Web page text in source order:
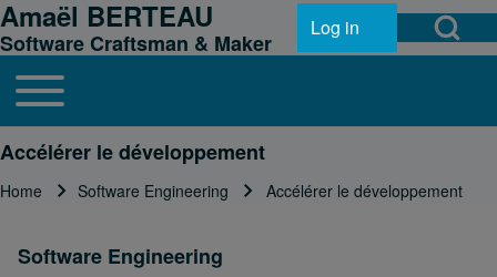
Skip to header
Skip to main navigation
Skip to main content
Skip to footer
Search
Open Search
User account menu
Log in
Amaël BERTEAU
Software Craftsman & Maker
Main navigation
Toggle main menu
Accélérer le développement
Home Software Engineering Accélérer le développement
Software Engineering